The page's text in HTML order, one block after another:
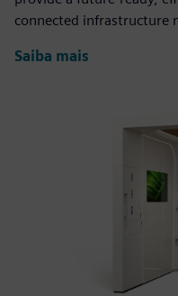
connected infrastructure
Saiba mais